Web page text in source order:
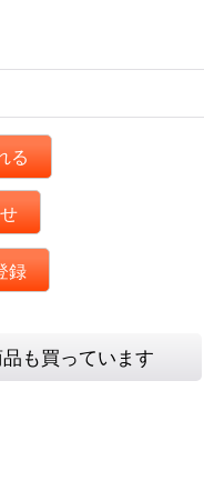
る
録
も買っています